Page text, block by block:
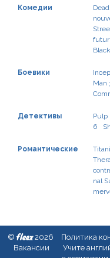
Комедии
futur
Боевики
Man
Детективы Pulp
6
Романтические
nal
© fleex2026 Политика
Вакансии
Учите